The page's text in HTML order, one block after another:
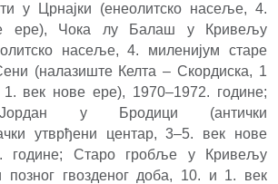
у Црнајки (енеолитско насеље, 4.
ере), Чока лу Балаш у Кривељу
насеље, 4. миленијум старе
(налазиште Келта – Скордиска, 1
век нове ере), 1970–1972. године;
у Бродици (антички
утврђени центар, 3–5. век нове
године; Старо гробље у Кривељу
гвозденог доба, 10. и 1. век